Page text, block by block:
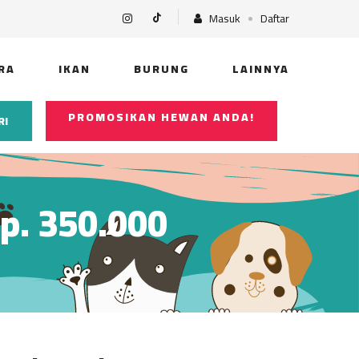
Masuk Daftar
IKAN BURUNG LAINNYA
PROMOSIKAN HEWAN ANDA!
350.000